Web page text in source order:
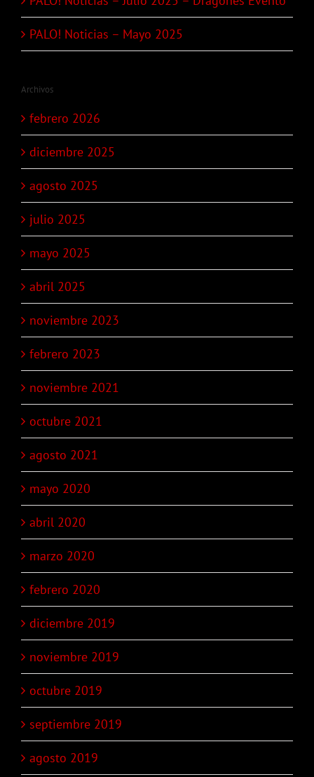
PALO! Noticias – Mayo 2025
Archivos
febrero 2026
diciembre 2025
agosto 2025
julio 2025
mayo 2025
abril 2025
noviembre 2023
febrero 2023
noviembre 2021
octubre 2021
agosto 2021
mayo 2020
abril 2020
marzo 2020
febrero 2020
diciembre 2019
noviembre 2019
octubre 2019
septiembre 2019
agosto 2019